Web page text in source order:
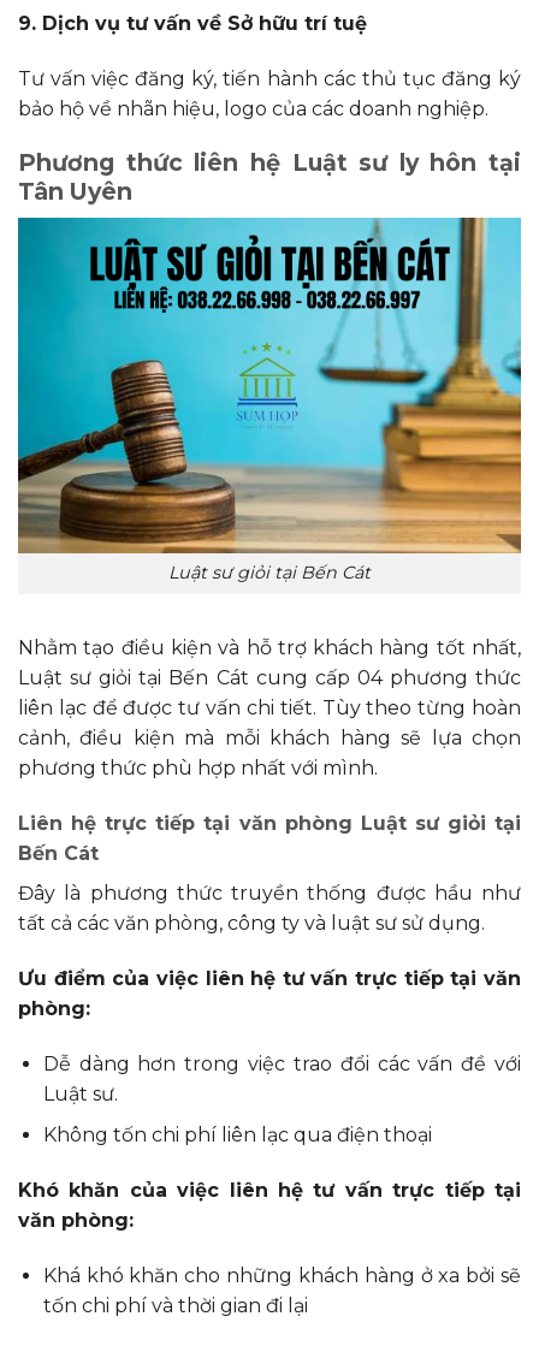
9. Dịch vụ tư vấn về Sở hữu trí tuệ
Tư vấn việc đăng ký, tiến hành các thủ tục đăng ký
bảo hộ về nhãn hiệu, logo của các doanh nghiệp.
Phương thức liên hệ Luật sư ly hôn tại
Tân Uyên
Luật sư giỏi tại Bến Cát
Nhằm tạo điều kiện và hỗ trợ khách hàng tốt nhất,
Luật sư giỏi tại Bến Cát cung cấp 04 phương thức
liên lạc để được tư vấn chi tiết. Tùy theo từng hoàn
cảnh, điều kiện mà mỗi khách hàng sẽ lựa chọn
phương thức phù hợp nhất với mình.
Liên hệ trực tiếp tại văn phòng Luật sư giỏi tại
Bến Cát
Đây là phương thức truyền thống được hầu như
tất cả các văn phòng, công ty và luật sư sử dụng.
Ưu điểm của việc liên hệ tư vấn trực tiếp tại văn
phòng:
Dễ dàng hơn trong việc trao đổi các vấn đề với
Luật sư.
Không tốn chi phí liên lạc qua điện thoại
Khó khăn của việc liên hệ tư vấn trực tiếp tại
văn phòng:
Khá khó khăn cho những khách hàng ở xa bởi sẽ
tốn chi phí và thời gian đi lại